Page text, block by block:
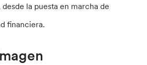
la puesta en marcha de
financiera.